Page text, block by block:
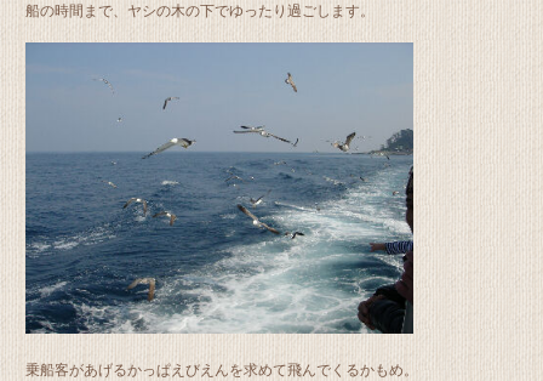
船の時間まで、ヤシの木の下でゆったり過ごします。
乗船客があげるかっぱえびえんを求めて飛んでくるかもめ。